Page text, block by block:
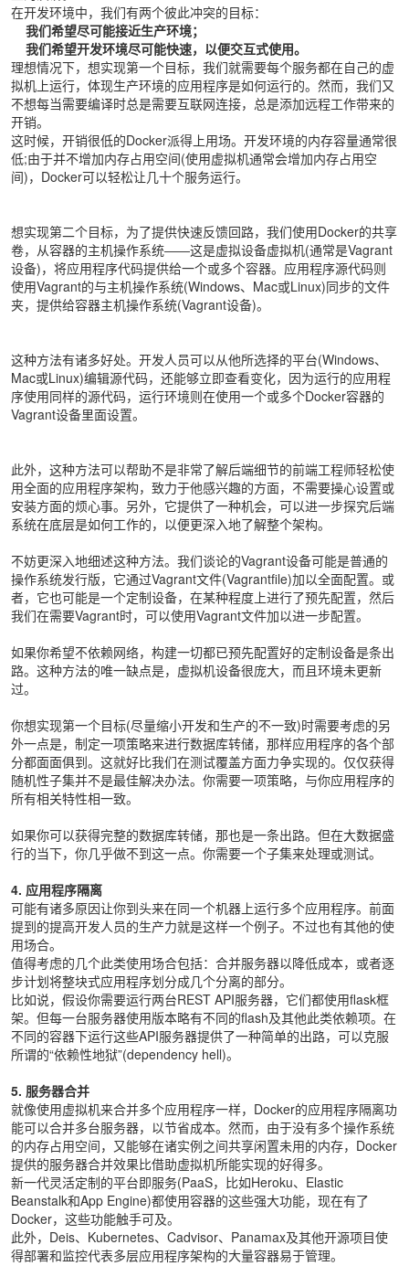
在开发环境中，我们有两个彼此冲突的目标：
我们希望尽可能接近生产环境；
我们希望开发环境尽可能快速，以便交互式使用。
理想情况下，想实现第一个目标，我们就需要每个服务都在自己的虚
拟机上运行，体现生产环境的应用程序是如何运行的。然而，我们又
不想每当需要编译时总是需要互联网连接，总是添加远程工作带来的
开销。
这时候，开销很低的Docker派得上用场。开发环境的内存容量通常很
低;由于并不增加内存占用空间(使用虚拟机通常会增加内存占用空
间)，Docker可以轻松让几十个服务运行。
想实现第二个目标，为了提供快速反馈回路，我们使用Docker的共享
卷，从容器的主机操作系统――这是虚拟设备虚拟机(通常是Vagrant
设备)，将应用程序代码提供给一个或多个容器。应用程序源代码则
使用Vagrant的与主机操作系统(Windows、Mac或Linux)同步的文件
夹，提供给容器主机操作系统(Vagrant设备)。
这种方法有诸多好处。开发人员可以从他所选择的平台(Windows、
Mac或Linux)编辑源代码，还能够立即查看变化，因为运行的应用程
序使用同样的源代码，运行环境则在使用一个或多个Docker容器的
Vagrant设备里面设置。
此外，这种方法可以帮助不是非常了解后端细节的前端工程师轻松使
用全面的应用程序架构，致力于他感兴趣的方面，不需要操心设置或
安装方面的烦心事。另外，它提供了一种机会，可以进一步探究后端
系统在底层是如何工作的，以便更深入地了解整个架构。
不妨更深入地细述这种方法。我们谈论的Vagrant设备可能是普通的
操作系统发行版，它通过Vagrant文件(Vagrantfile)加以全面配置。或
者，它也可能是一个定制设备，在某种程度上进行了预先配置，然后
我们在需要Vagrant时，可以使用Vagrant文件加以进一步配置。
如果你希望不依赖网络，构建一切都已预先配置好的定制设备是条出
路。这种方法的唯一缺点是，虚拟机设备很庞大，而且环境未更新
过。
你想实现第一个目标(尽量缩小开发和生产的不一致)时需要考虑的另
外一点是，制定一项策略来进行数据库转储，那样应用程序的各个部
分都面面俱到。这就好比我们在测试覆盖方面力争实现的。仅仅获得
随机性子集并不是最佳解决办法。你需要一项策略，与你应用程序的
所有相关特性相一致。
如果你可以获得完整的数据库转储，那也是一条出路。但在大数据盛
行的当下，你几乎做不到这一点。你需要一个子集来处理或测试。
4. 应用程序隔离
可能有诸多原因让你到头来在同一个机器上运行多个应用程序。前面
提到的提高开发人员的生产力就是这样一个例子。不过也有其他的使
用场合。
值得考虑的几个此类使用场合包括：合并服务器以降低成本，或者逐
步计划将整块式应用程序划分成几个分离的部分。
比如说，假设你需要运行两台REST API服务器，它们都使用flask框
架。但每一台服务器使用版本略有不同的flash及其他此类依赖项。在
不同的容器下运行这些API服务器提供了一种简单的出路，可以克服
所谓的“依赖性地狱”(dependency hell)。
5. 服务器合并
就像使用虚拟机来合并多个应用程序一样，Docker的应用程序隔离功
能可以合并多台服务器，以节省成本。然而，由于没有多个操作系统
的内存占用空间，又能够在诸实例之间共享闲置未用的内存，Docker
提供的服务器合并效果比借助虚拟机所能实现的好得多。
新一代灵活定制的平台即服务(PaaS，比如Heroku、Elastic
Beanstalk和App Engine)都使用容器的这些强大功能，现在有了
Docker，这些功能触手可及。
此外，Deis、Kubernetes、Cadvisor、Panamax及其他开源项目使
得部署和监控代表多层应用程序架构的大量容器易于管理。